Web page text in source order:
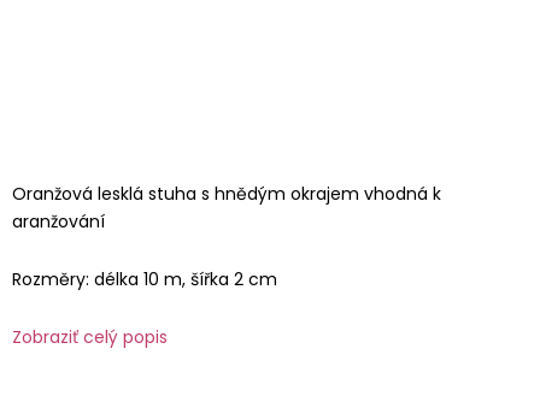
Oranžová lesklá stuha s hnědým okrajem vhodná k
aranžování
Rozměry: délka 10 m, šířka 2 cm
Zobraziť celý popis